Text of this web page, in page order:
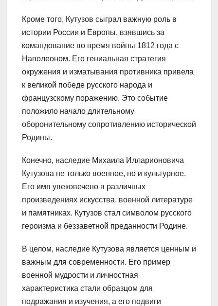
Кроме того, Кутузов сыграл важную роль в
истории России и Европы, взявшись за
командование во время войны 1812 года с
Наполеоном. Его гениальная стратегия
окружения и изматывания противника привела
к великой победе русского народа и
французскому поражению. Это событие
положило начало длительному
оборонительному сопротивлению исторической
Родины.
Конечно, наследие Михаила Илларионовича
Кутузова не только военное, но и культурное.
Его имя увековечено в различных
произведениях искусства, военной литературе
и памятниках. Кутузов стал символом русского
героизма и беззаветной преданности Родине.
В целом, наследие Кутузова является ценным и
важным для современности. Его пример
военной мудрости и личностная
характеристика стали образцом для
подражания и изучения, а его подвиги